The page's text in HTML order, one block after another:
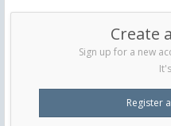
Create
Sign up for a new
Register